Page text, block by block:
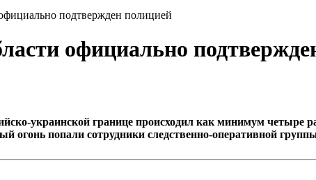
подтвержден полицией
официально
украинской границе происходил как минимум четыре
попали сотрудники следственно-оперативной